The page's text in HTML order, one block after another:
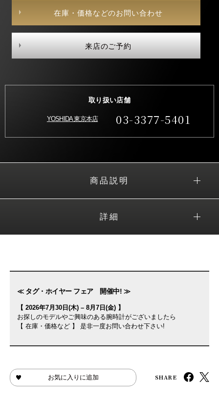
在庫・価格などのお問い合わせ
来店のご予約
取り扱い店舗
YOSHIDA 東京本店 03-3377-5401
商品説明
詳細
≪ タグ・ホイヤー フェア 開催中! ≫
【 2026年7月30日(木) – 8月7日(金) 】
お探しのモデルやご興味のある腕時計がございましたら
【 在庫・価格など 】 是非一度お問い合わせ下さい!
お気に入りに追加 SHARE